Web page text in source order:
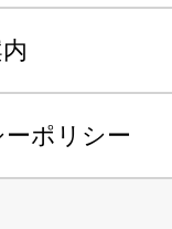
ポリシー